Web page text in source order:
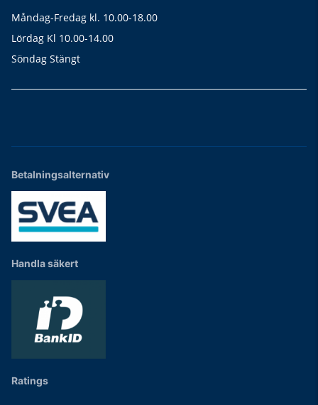
Måndag-Fredag kl. 10.00-18.00
Lördag Kl 10.00-14.00
Söndag Stängt
Betalningsalternativ
Handla säkert
Ratings